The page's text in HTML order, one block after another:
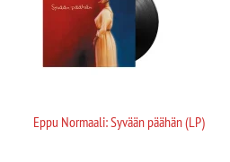
Eppu Normaali: Syvään päähän (LP)